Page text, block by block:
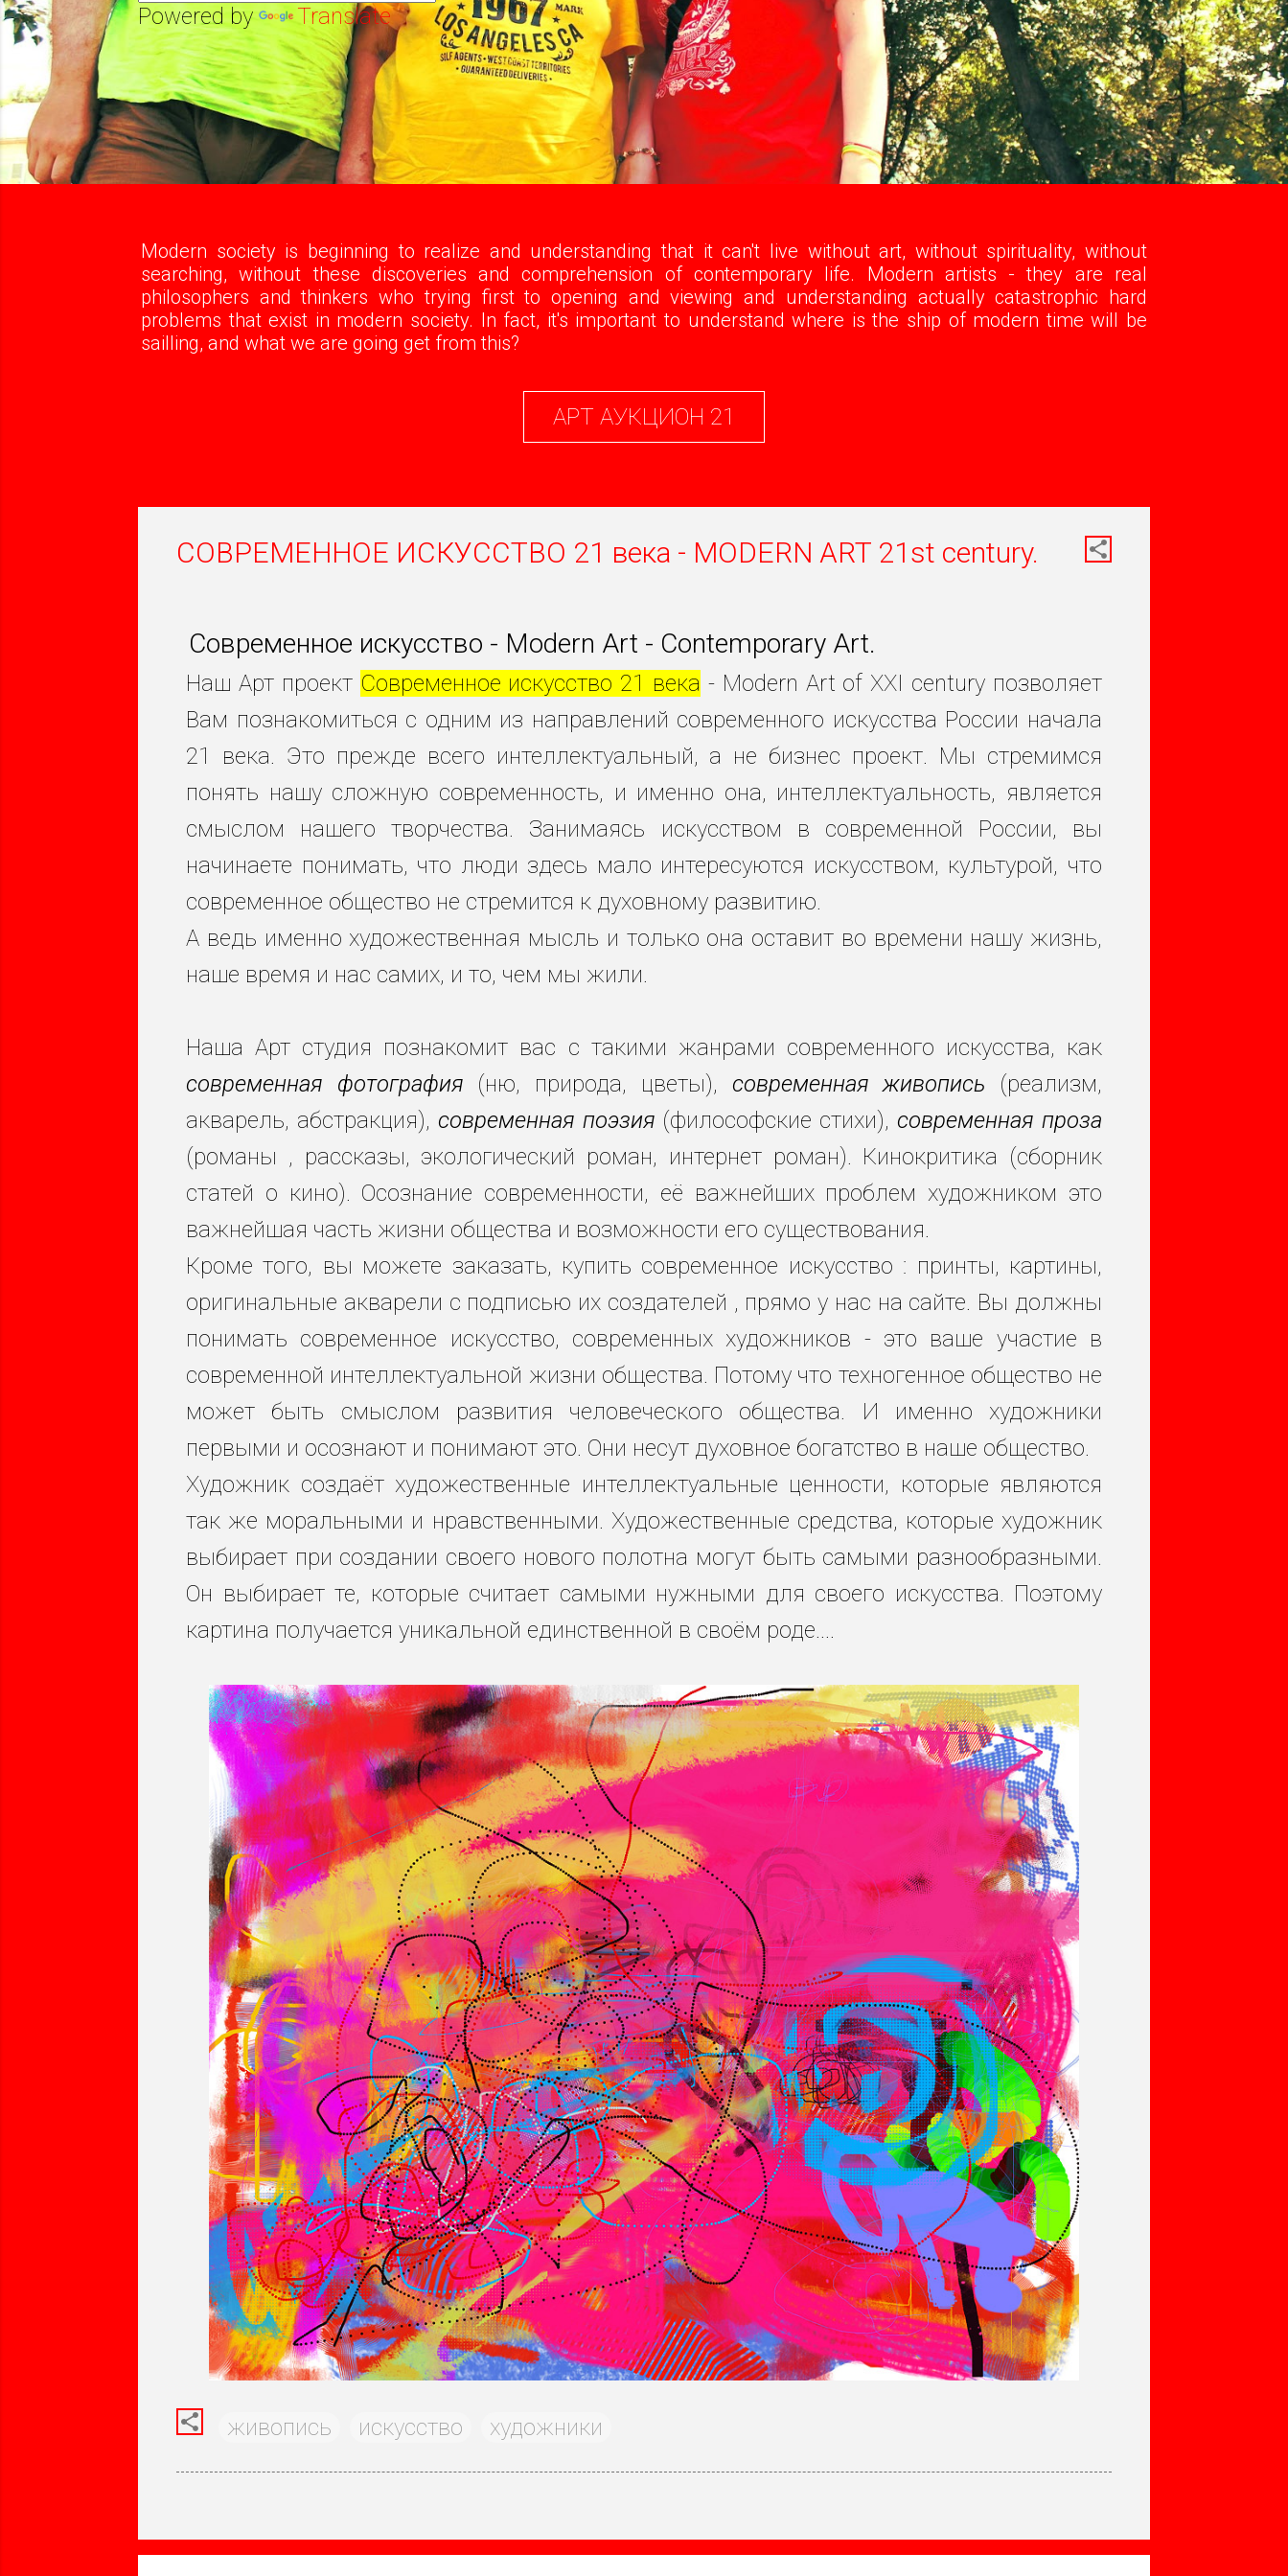
Powered by Translate
Modern society is beginning to realize and understanding that it can't live without art, without spirituality, without
searching, without these discoveries and comprehension of contemporary life. Modern artists - they are real
philosophers and thinkers who trying first to opening and viewing and understanding actually catastrophic hard
problems that exist in modern society. In fact, it's important to understand where is the ship of modern time will be
sailling, and what we are going get from this?
АРТ АУКЦИОН 21
СОВРЕМЕННОЕ ИСКУССТВО 21 века - MODERN ART 21st century.
Современное искусство - Modern Art - Contemporary Art.
Наш Арт проект Современное искусство 21 века - Modern Art of XXI century позволяет
Вам познакомиться с одним из направлений современного искусства России начала
21 века. Это прежде всего интеллектуальный, а не бизнес проект. Мы стремимся
понять нашу сложную современность, и именно она, интеллектуальность, является
смыслом нашего творчества. Занимаясь искусством в современной России, вы
начинаете понимать, что люди здесь мало интересуются искусством, культурой, что
современное общество не стремится к духовному развитию.
А ведь именно художественная мысль и только она оставит во времени нашу жизнь,
наше время и нас самих, и то, чем мы жили.
Наша Арт студия познакомит вас с такими жанрами современного искусства, как
современная фотография (ню, природа, цветы), современная живопись (реализм,
акварель, абстракция), современная поэзия (философские стихи), современная проза
(романы , рассказы, экологический роман, интернет роман). Кинокритика (сборник
статей о кино). Осознание современности, её важнейших проблем художником это
важнейшая часть жизни общества и возможности его существования.
Кроме того, вы можете заказать, купить современное искусство : принты, картины,
оригинальные акварели с подписью их создателей , прямо у нас на сайте. Вы должны
понимать современное искусство, современных художников - это ваше участие в
современной интеллектуальной жизни общества. Потому что техногенное общество не
может быть смыслом развития человеческого общества. И именно художники
первыми и осознают и понимают это. Они несут духовное богатство в наше общество.
Художник создаёт художественные интеллектуальные ценности, которые являются
так же моральными и нравственными. Художественные средства, которые художник
выбирает при создании своего нового полотна могут быть самыми разнообразными.
Он выбирает те, которые считает самыми нужными для своего искусства. Поэтому
картина получается уникальной единственной в своём роде....
живопись искусство художники